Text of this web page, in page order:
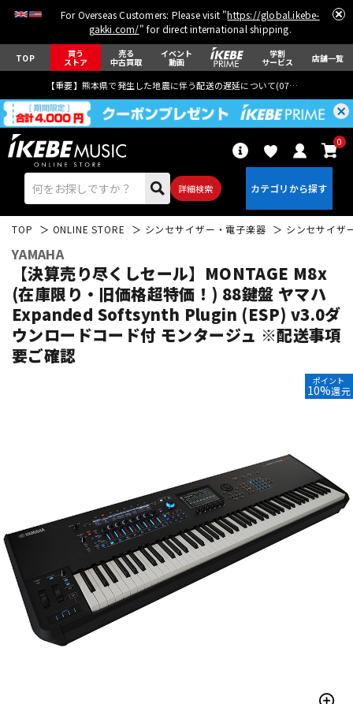
For Overseas Customers: Please visit "https://global.ikebe-
gakki.com/" for direct international shipping.
TOP 買う
ストア
売る
中古買取
イベント
動画
学割
サービス 店舗一覧
【重要】熊本県で発生した地震に伴う配送の遅延について(07月29日
詳細検索
0
エレキギター アコギ/エレアコ
電子ピアノ
管楽器 その他楽器
アンプ
TOP ONLINE STORE シンセサイザー・電子楽器 シンセサイザ
YAMAHA
【決算売り尽くしセール】MONTAGE M8x
(在庫限り・旧価格超特価！) 88鍵盤 ヤマハ
Expanded Softsynth Plugin (ESP) v3.0ダ
ウンロードコード付 モンタージュ ※配送事項
要ご確認
ポイント
10%還元